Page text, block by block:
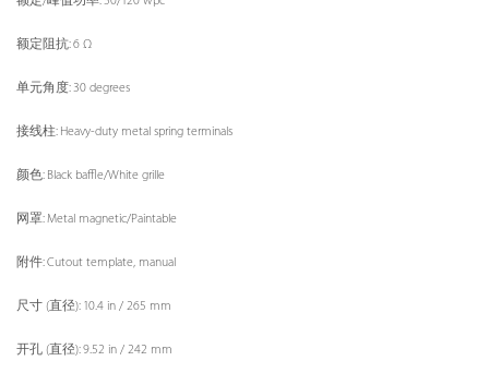
额定阻抗: 6 Ω
单元角度: 30 degrees
接线柱: Heavy-duty metal spring terminals
颜色: Black baffle/White grille
网罩: Metal magnetic/Paintable
附件: Cutout template, manual
尺寸 (直径): 10.4 in / 265 mm
开孔 (直径): 9.52 in / 242 mm